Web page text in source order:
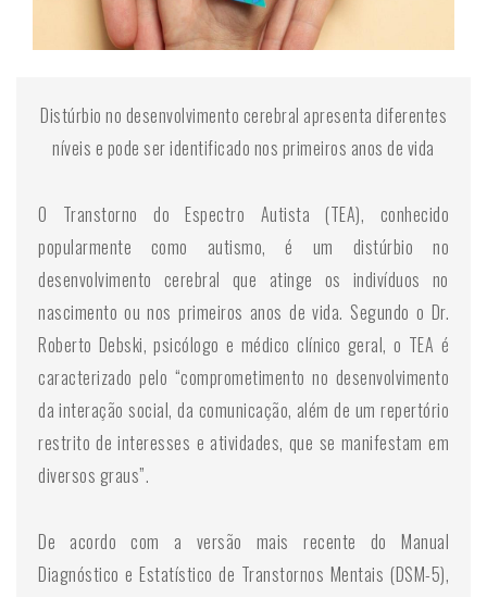
Distúrbio no desenvolvimento cerebral apresenta diferentes
níveis e pode ser identificado nos primeiros anos de vida
O Transtorno do Espectro Autista (TEA), conhecido
popularmente como autismo, é um distúrbio no
desenvolvimento cerebral que atinge os indivíduos no
nascimento ou nos primeiros anos de vida. Segundo o Dr.
Roberto Debski, psicólogo e médico clínico geral, o TEA é
caracterizado pelo “comprometimento no desenvolvimento
da interação social, da comunicação, além de um repertório
restrito de interesses e atividades, que se manifestam em
diversos graus”.
De acordo com a versão mais recente do Manual
Diagnóstico e Estatístico de Transtornos Mentais (DSM-5),